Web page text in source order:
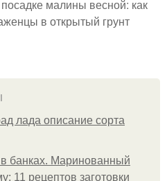
малины весной: как
в открытый грунт
лада описание сорта
банках. Маринованный
11 рецептов заготовки